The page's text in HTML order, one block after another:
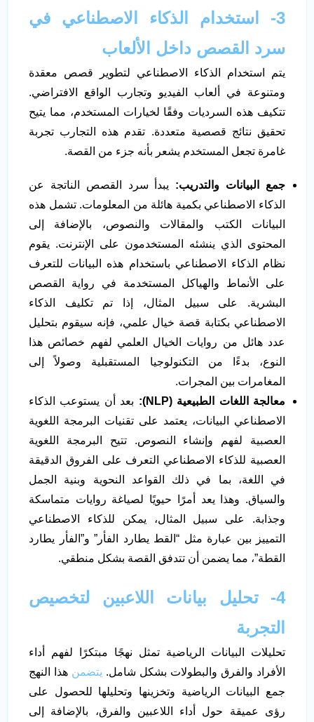
3- استخدام الذكاء الاصطناعي في
سرد القصص داخل الألعاب
يتم استخدام الذكاء الاصطناعي لتطوير قصص معقدة
ومتنوعة في ألعاب الفيديو وتجارب الواقع الافتراضي.
تتكيف هذه السرديات وفقًا لخيارات المستخدم، مما يتيح
تحقيق نتائج قصصية متعددة. تقدم هذه التجارب تجربة
غامرة تجعل المستخدم يشعر بأنه جزء من القصة.
جمع البيانات والتدريب: يبدأ سرد القصص الناتجة عن
الذكاء الاصطناعي بكمية هائلة من المعلومات. تشمل هذه
البيانات الكتب والمقالات والنصوص، بالإضافة إلى
المحتوى الذي ينشئه المستخدمون على الإنترنت. يقوم
نظام الذكاء الاصطناعي باستخدام هذه البيانات للتعرف
على الأنماط والهياكل المستخدمة في رواية القصص
البشرية. على سبيل المثال، إذا تم تكليف الذكاء
الاصطناعي بكتابة قصة خيال علمي، فإنه سيقوم بتحليل
عدد هائل من روايات الخيال العلمي لفهم خصائص هذا
النوع، بدءًا من التكنولوجيا المستقبلية وصولاً إلى
المغامرات بين المجرات.
معالجة اللغات الطبيعية (NLP):
بعد أن يستوعب الذكاء
الاصطناعي البيانات، يعتمد على تقنيات البرمجة اللغوية
العصبية لفهم وإنشاء النصوص. تتيح البرمجة اللغوية
العصبية للذكاء الاصطناعي التعرف على الفروق الدقيقة
في اللغة، بما في ذلك القواعد النحوية وبنية الجمل
والسياق. وهذا يعد أمرًا حيويًا لصياغة روايات متماسكة
وجذابة. على سبيل المثال، يمكن للذكاء الاصطناعي
التمييز بين عبارة مثل “القط يطارد الفأر” و”الفأر يطارد
القطة”، مما يضمن أن تتدفق القصة بشكل منطقي.
4- تحليل بيانات اللاعبين لتخصيص
التجربة
تحليلات البيانات الرياضية تمثل نهجًا مبتكرًا لفهم أداء
الأفراد والفرق والبطولات بشكل شامل. يتضمن هذا النهج
جمع البيانات الرياضية وتخزينها وتحليلها للحصول على
رؤى عميقة حول أداء اللاعبين والفرق، بالإضافة إلى